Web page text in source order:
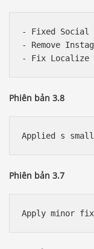
- Fixed Social
- Remove
Phiên bản 3.8
Phiên bản 3.7